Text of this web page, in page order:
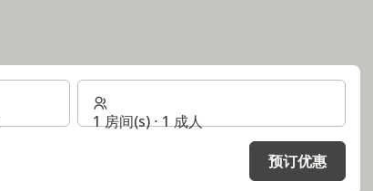
1 房间(s) ⋅ 1 成人
预订优惠